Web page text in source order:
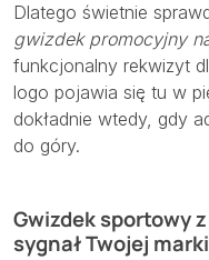
Dlatego świetnie
gwizdek promocyjny
funkcjonalny rekwizyt
logo pojawia się tu w
dokładnie wtedy, gdy
do góry.
Gwizdek sportowy
sygnał Twojej marki